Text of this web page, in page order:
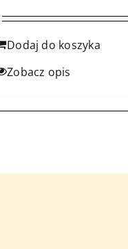
Dodaj do koszyka
Zobacz opis